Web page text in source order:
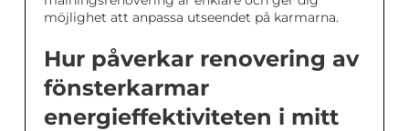
möjlighet att anpassa utseendet på karmarna.
Hur påverkar renovering av
fönsterkarmar
energieffektiviteten i mitt